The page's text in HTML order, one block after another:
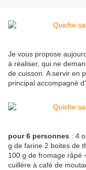
Je vous propose
à réaliser, qui ne
de cuisson. A servir en
principal accompagné
pour 6 personnes : 4
g de farine 2 boites de
100 g de fromage râpé
cuillère à café de